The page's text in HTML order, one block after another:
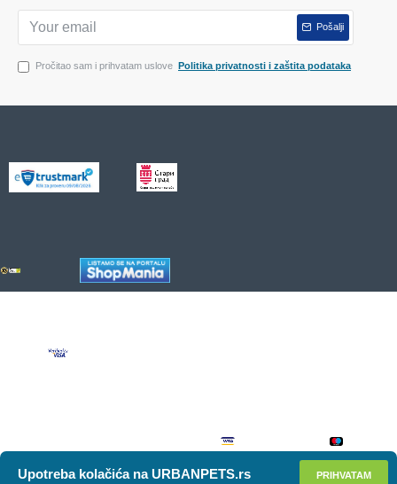
Pošalji
Pročitao sam i prihvatam uslove Politika privatnosti i zaštita podataka
PRIHVATAM
Upotreba kolačića na URBANPETS.rs